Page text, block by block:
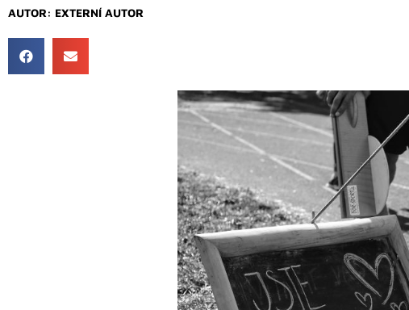
AUTOR: EXTERNÍ AUTOR